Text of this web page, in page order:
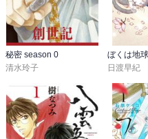
秘密 season 0
清水玲子
日渡早紀